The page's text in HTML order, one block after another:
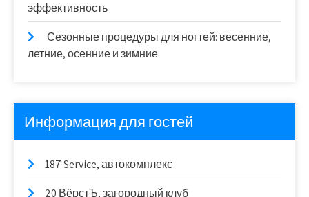
эффективность
Сезонные процедуры для ногтей: весенние,
летние, осенние и зимние
Информация для гостей
187 Service, автокомплекс
20 ВёрстЪ, загородный клуб